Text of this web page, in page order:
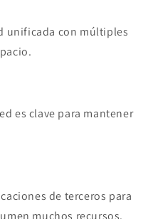
unificada con múltiples
es clave para mantener
de terceros para
muchos recursos.